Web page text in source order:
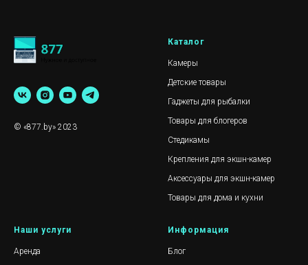
© «877.by» 2023
Каталог
Камеры
Детские товары
Гаджеты для рыбалки
Товары для блогеров
Стедикамы
Крепления для экшн-камер
Аксессуары для экшн-камер
Товары для дома и кухни
Наши услуги
Аренда
Информация
Блог